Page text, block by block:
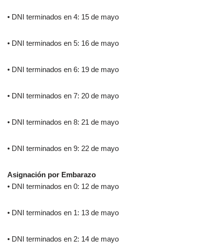
• DNI terminados en 4: 15 de mayo
• DNI terminados en 5: 16 de mayo
• DNI terminados en 6: 19 de mayo
• DNI terminados en 7: 20 de mayo
• DNI terminados en 8: 21 de mayo
• DNI terminados en 9: 22 de mayo
Asignación por Embarazo
• DNI terminados en 0: 12 de mayo
• DNI terminados en 1: 13 de mayo
• DNI terminados en 2: 14 de mayo